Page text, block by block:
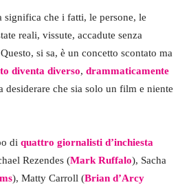
significa che i fatti, le persone, le
reali, vissute, accadute senza
si sa, è un concetto scontato ma
diventa diverso, drammaticamente
desiderare che sia solo un film e niente
di quattro giornalisti d’inchiesta
Rezendes (Mark Ruffalo), Sacha
), Matty Carroll (Brian d’Arcy